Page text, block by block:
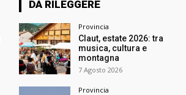
DA RILEGGERE
Provincia
Claut, estate 2026: tra
musica, cultura e
montagna
7 Agosto 2026
Provincia